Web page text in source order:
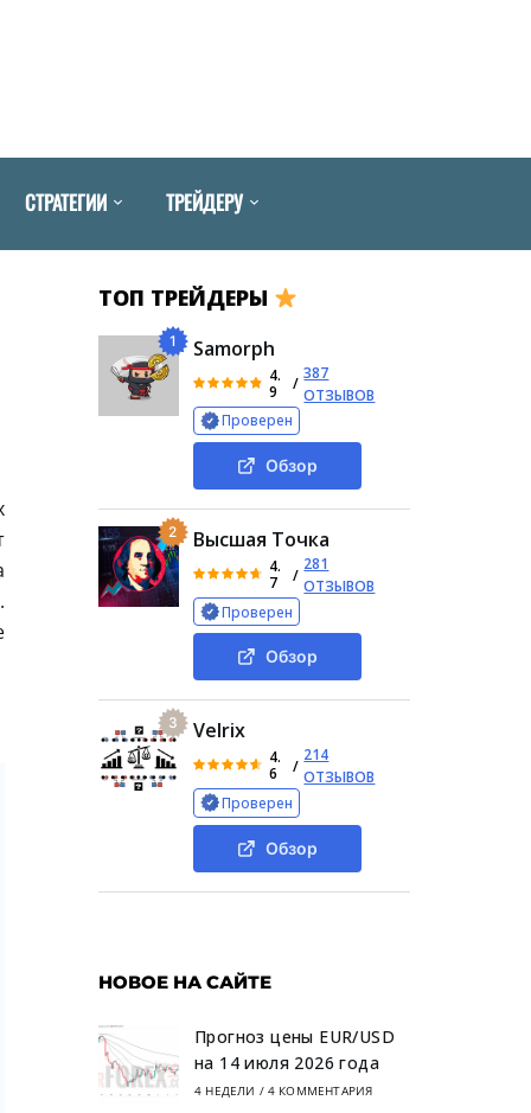
СТРАТЕГИИ ТРЕЙДЕРУ
ТОП ТРЕЙДЕРЫ
1 Samorph
4.
9
/
387
ОТЗЫВОВ
Проверен
Обзор
2 Высшая Точка
4.
7
/
281
ОТЗЫВОВ
Проверен
Обзор
3 Velrix
4.
6
/
214
ОТЗЫВОВ
Проверен
Обзор
НОВОЕ НА САЙТЕ
Прогноз цены EUR/USD
на 14 июля 2026 года
4 НЕДЕЛИ / 4 КОММЕНТАРИЯ